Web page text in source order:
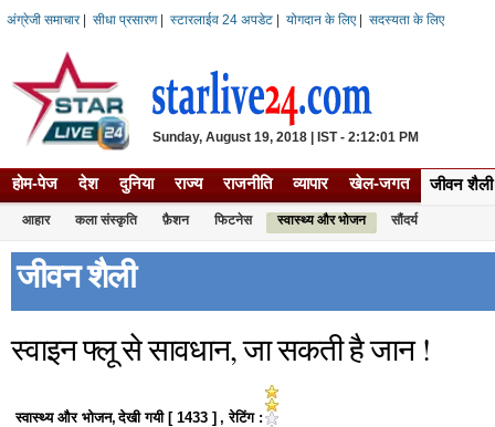
अंग्रेजी समाचार| सीधा प्रसारण| स्टारलाईव 24 अपडेट योगदान के लिए| सदस्यता के लिए
Sunday, August 19, 2018 | IST - 2:12:01 PM
होम-पेज देश दुनिया राज्य राजनीति व्यापार खेल-जगत जीवन शैली
आहार कला संस्कृति फ़ैशन फिटनेस स्वास्थ्य और भोजन सौंदर्य
जीवन शैली
स्वाइन फ्लू से सावधान, जा सकती है जान !
स्वास्थ्य और भोजन, देखी गयी [ 1433 ] , रेटिंग :